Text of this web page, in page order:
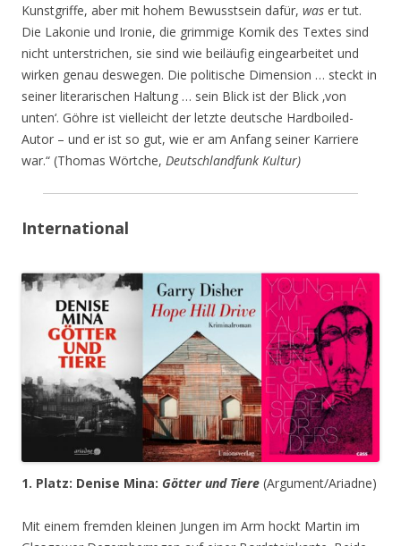
Kunstgriffe, aber mit hohem Bewusstsein dafür, was er tut.
Die Lakonie und Ironie, die grimmige Komik des Textes sind
nicht unterstrichen, sie sind wie beiläufig eingearbeitet und
wirken genau deswegen. Die politische Dimension … steckt in
seiner literarischen Haltung … sein Blick ist der Blick ‚von
unten‘. Göhre ist vielleicht der letzte deutsche Hardboiled-
Autor – und er ist so gut, wie er am Anfang seiner Karriere
war.“ (Thomas Wörtche, Deutschlandfunk Kultur)
International
1. Platz: Denise Mina: Götter und Tiere (Argument/Ariadne)
Mit einem fremden kleinen Jungen im Arm hockt Martin im